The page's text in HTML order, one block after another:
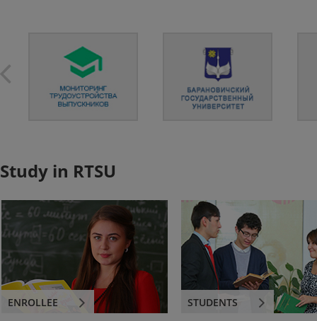
Study in RTSU
ENROLLEE STUDENTS